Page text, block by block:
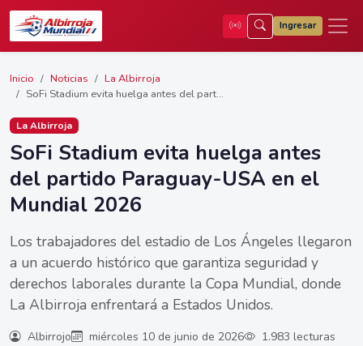
Ingresar
Inicio Noticias
La Albirroja
SoFi Stadium evita huelga antes del part...
La Albirroja
SoFi Stadium evita huelga antes
del partido Paraguay-USA en el
Mundial 2026
Los trabajadores del estadio de Los Ángeles llegaron
a un acuerdo histórico que garantiza seguridad y
derechos laborales durante la Copa Mundial, donde
La Albirroja enfrentará a Estados Unidos.
Albirrojo miércoles 10 de junio de 2026 1.983 lecturas